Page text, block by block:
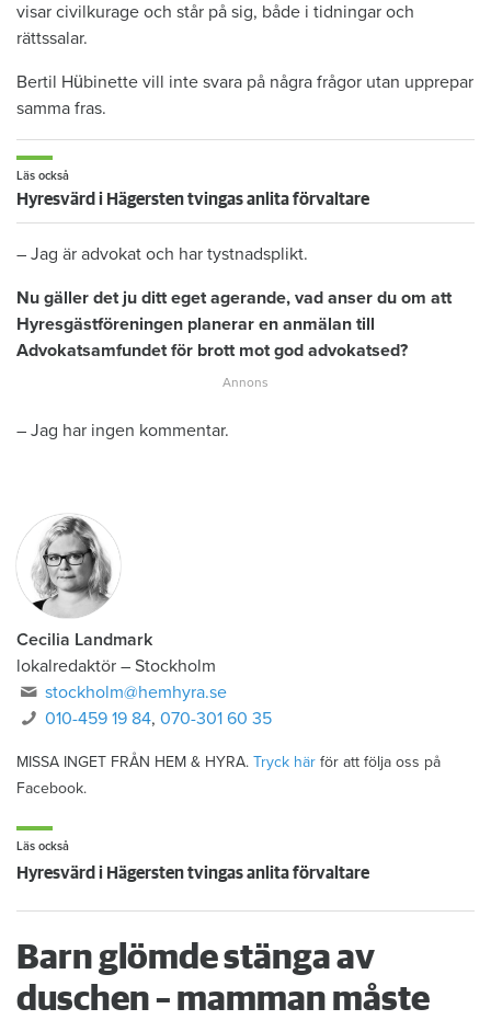
visar civilkurage och står på sig, både i tidningar och
rättssalar.
Bertil Hübinette vill inte svara på några frågor utan upprepar
samma fras.
Läs också
Hyresvärd i Hägersten tvingas anlita förvaltare
– Jag är advokat och har tystnadsplikt.
Nu gäller det ju ditt eget agerande, vad anser du om att
Hyresgästföreningen planerar en anmälan till
Advokatsamfundet för brott mot god advokatsed?
– Jag har ingen kommentar.
Cecilia Landmark
lokalredaktör – Stockholm
stockholm@hemhyra.se
010-459 19 84,070-301 60 35
MISSA INGET FRÅN HEM & HYRA. Tryck här för att följa oss på
Facebook.
Läs också
Hyresvärd i Hägersten tvingas anlita förvaltare
Barn glömde stänga av
duschen – mamman måste